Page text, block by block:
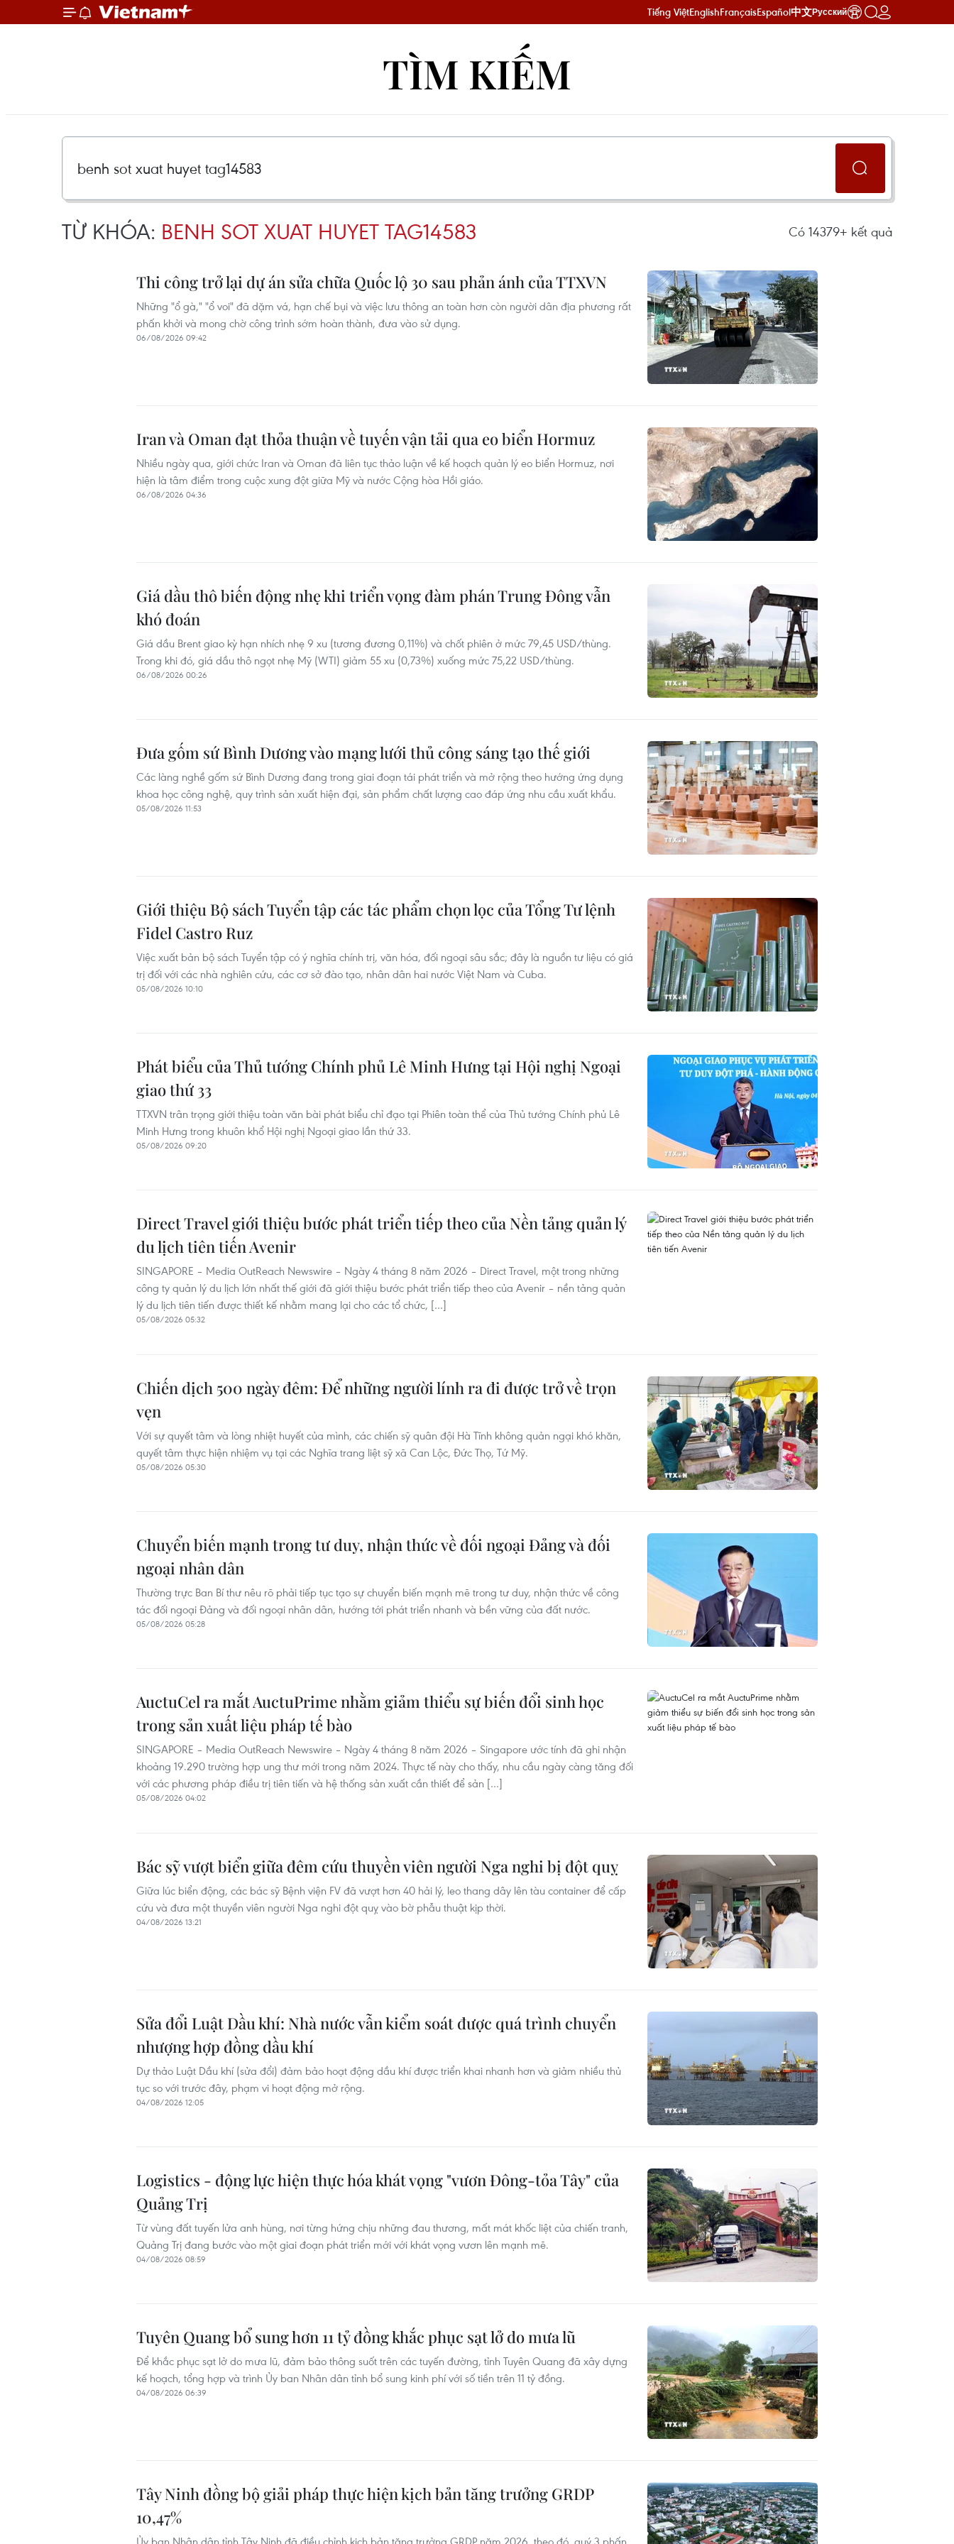
Tiếng ViệtEnglishFrançaisEspañol中文Русский
TÌM KIẾM
TỪ KHÓA: BENH SOT XUAT HUYET TAG14583 Có 14379+ kết quả
Thi công trở lại dự án sửa chữa Quốc lộ 30 sau phản ánh của TTXVN
Những "ổ gà," "ổ voi" đã dặm vá, hạn chế bụi và việc lưu thông an toàn hơn còn người dân địa phương rất
phấn khởi và mong chờ công trình sớm hoàn thành, đưa vào sử dụng.
06/08/2026 09:42
Iran và Oman đạt thỏa thuận về tuyến vận tải qua eo biển Hormuz
Nhiều ngày qua, giới chức Iran và Oman đã liên tục thảo luận về kế hoạch quản lý eo biển Hormuz, nơi
hiện là tâm điểm trong cuộc xung đột giữa Mỹ và nước Cộng hòa Hồi giáo.
06/08/2026 04:36
Giá dầu thô biến động nhẹ khi triển vọng đàm phán Trung Đông vẫn
khó đoán
Giá dầu Brent giao kỳ hạn nhích nhẹ 9 xu (tương đương 0,11%) và chốt phiên ở mức 79,45 USD/thùng.
Trong khi đó, giá dầu thô ngọt nhẹ Mỹ (WTI) giảm 55 xu (0,73%) xuống mức 75,22 USD/thùng.
06/08/2026 00:26
Đưa gốm sứ Bình Dương vào mạng lưới thủ công sáng tạo thế giới
Các làng nghề gốm sứ Bình Dương đang trong giai đoạn tái phát triển và mở rộng theo hướng ứng dụng
khoa học công nghệ, quy trình sản xuất hiện đại, sản phẩm chất lượng cao đáp ứng nhu cầu xuất khẩu.
05/08/2026 11:53
Giới thiệu Bộ sách Tuyển tập các tác phẩm chọn lọc của Tổng Tư lệnh
Fidel Castro Ruz
Việc xuất bản bộ sách Tuyển tập có ý nghĩa chính trị, văn hóa, đối ngoại sâu sắc; đây là nguồn tư liệu có giá
trị đối với các nhà nghiên cứu, các cơ sở đào tạo, nhân dân hai nước Việt Nam và Cuba.
05/08/2026 10:10
Phát biểu của Thủ tướng Chính phủ Lê Minh Hưng tại Hội nghị Ngoại
giao thứ 33
TTXVN trân trọng giới thiệu toàn văn bài phát biểu chỉ đạo tại Phiên toàn thể của Thủ tướng Chính phủ Lê
Minh Hưng trong khuôn khổ Hội nghị Ngoại giao lần thứ 33.
05/08/2026 09:20
Direct Travel giới thiệu bước phát triển tiếp theo của Nền tảng quản lý
du lịch tiên tiến Avenir
SINGAPORE – Media OutReach Newswire – Ngày 4 tháng 8 năm 2026 – Direct Travel, một trong những
công ty quản lý du lịch lớn nhất thế giới đã giới thiệu bước phát triển tiếp theo của Avenir – nền tảng quản
lý du lịch tiên tiến được thiết kế nhằm mang lại cho các tổ chức, […]
05/08/2026 05:32
Chiến dịch 500 ngày đêm: Để những người lính ra đi được trở về trọn
vẹn
Với sự quyết tâm và lòng nhiệt huyết của mình, các chiến sỹ quân đội Hà Tĩnh không quản ngại khó khăn,
quyết tâm thực hiện nhiệm vụ tại các Nghĩa trang liệt sỹ xã Can Lộc, Đức Thọ, Tứ Mỹ.
05/08/2026 05:30
Chuyển biến mạnh trong tư duy, nhận thức về đối ngoại Đảng và đối
ngoại nhân dân
Thường trực Ban Bí thư nêu rõ phải tiếp tục tạo sự chuyển biến mạnh mẽ trong tư duy, nhận thức về công
tác đối ngoại Đảng và đối ngoại nhân dân, hướng tới phát triển nhanh và bền vững của đất nước.
05/08/2026 05:28
AuctuCel ra mắt AuctuPrime nhằm giảm thiểu sự biến đổi sinh học
trong sản xuất liệu pháp tế bào
SINGAPORE – Media OutReach Newswire – Ngày 4 tháng 8 năm 2026 – Singapore ước tính đã ghi nhận
khoảng 19.290 trường hợp ung thư mới trong năm 2024. Thực tế này cho thấy, nhu cầu ngày càng tăng đối
với các phương pháp điều trị tiên tiến và hệ thống sản xuất cần thiết để sản […]
05/08/2026 04:02
Bác sỹ vượt biển giữa đêm cứu thuyền viên người Nga nghi bị đột quỵ
Giữa lúc biển động, các bác sỹ Bệnh viện FV đã vượt hơn 40 hải lý, leo thang dây lên tàu container để cấp
cứu và đưa một thuyền viên người Nga nghi đột quỵ vào bờ phẫu thuật kịp thời.
04/08/2026 13:21
Sửa đổi Luật Dầu khí: Nhà nước vẫn kiểm soát được quá trình chuyển
nhượng hợp đồng dầu khí
Dự thảo Luật Dầu khí (sửa đổi) đảm bảo hoạt động dầu khí được triển khai nhanh hơn và giảm nhiều thủ
tục so với trước đây, phạm vi hoạt động mở rộng.
04/08/2026 12:05
Logistics - động lực hiện thực hóa khát vọng "vươn Đông-tỏa Tây" của
Quảng Trị
Từ vùng đất tuyến lửa anh hùng, nơi từng hứng chịu những đau thương, mất mát khốc liệt của chiến tranh,
Quảng Trị đang bước vào một giai đoạn phát triển mới với khát vọng vươn lên mạnh mẽ.
04/08/2026 08:59
Tuyên Quang bổ sung hơn 11 tỷ đồng khắc phục sạt lở do mưa lũ
Để khắc phục sạt lở do mưa lũ, đảm bảo thông suốt trên các tuyến đường, tỉnh Tuyên Quang đã xây dựng
kế hoạch, tổng hợp và trình Ủy ban Nhân dân tỉnh bổ sung kinh phí với số tiền trên 11 tỷ đồng.
04/08/2026 06:39
Tây Ninh đồng bộ giải pháp thực hiện kịch bản tăng trưởng GRDP
10,47%
Ủy ban Nhân dân tỉnh Tây Ninh đã điều chỉnh kịch bản tăng trưởng GRDP năm 2026, theo đó, quý 3 phấn